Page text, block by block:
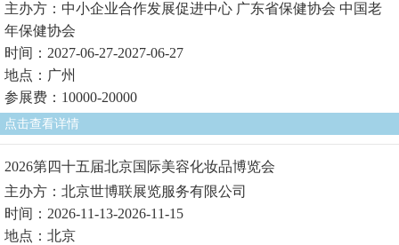
主办方：中小企业合作发展促进中心 广东省保健协会 中国老
年保健协会
时间：2027-06-27-2027-06-27
地点：广州
参展费：10000-20000
点击查看详情
2026第四十五届北京国际美容化妆品博览会
主办方：北京世博联展览服务有限公司
时间：2026-11-13-2026-11-15
地点：北京